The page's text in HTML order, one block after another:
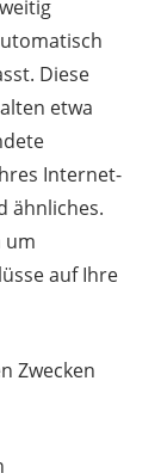
Diese
etwa
Internet-
ähnliches.
um
auf Ihre
Zwecken